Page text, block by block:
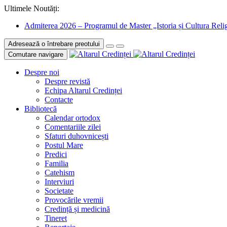
Ultimele Noutăți:
Admiterea 2026 – Programul de Master „Istoria și Cultura
Adresează o întrebare preotului
Comutare navigare
Despre noi
Despre revistă
Echipa Altarul Credinței
Contacte
Bibliotecă
Calendar ortodox
Comentariile zilei
Sfaturi duhovnicești
Postul Mare
Predici
Familia
Catehism
Interviuri
Societate
Provocările vremii
Credință și medicină
Tineret